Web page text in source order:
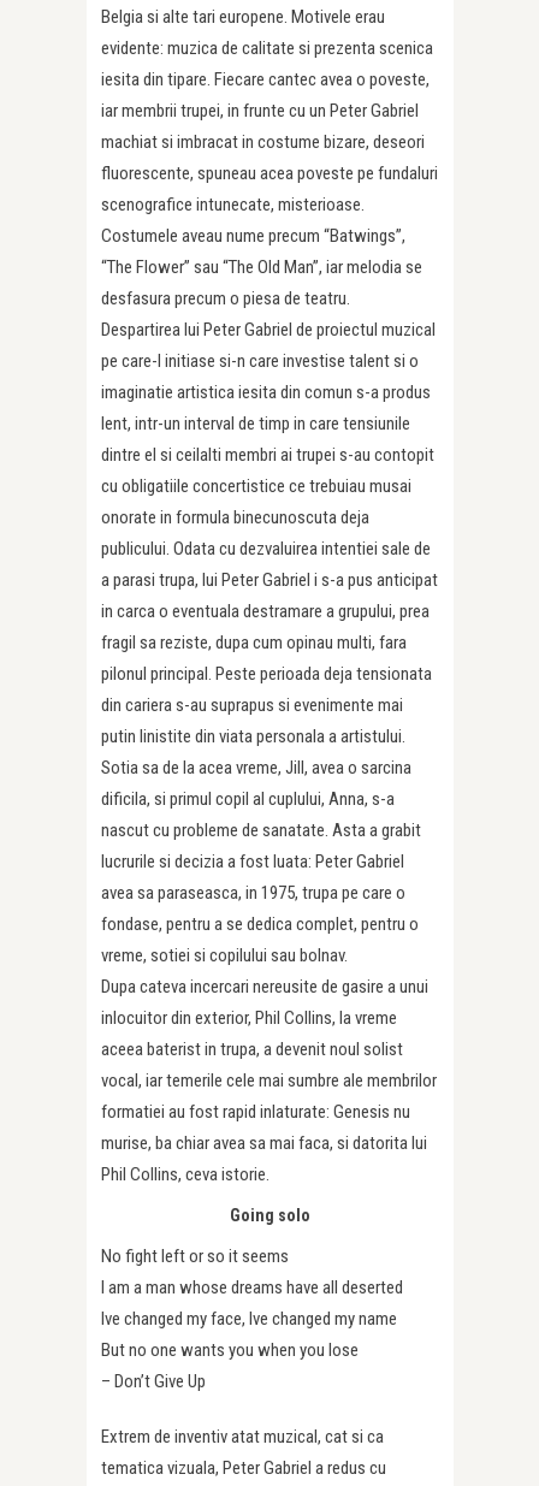
Belgia si alte tari europene. Motivele erau
evidente: muzica de calitate si prezenta scenica
iesita din tipare. Fiecare cantec avea o poveste,
iar membrii trupei, in frunte cu un Peter Gabriel
machiat si imbracat in costume bizare, deseori
fluorescente, spuneau acea poveste pe fundaluri
scenografice intunecate, misterioase.
Costumele aveau nume precum “Batwings”,
“The Flower” sau “The Old Man”, iar melodia se
desfasura precum o piesa de teatru.
Despartirea lui Peter Gabriel de proiectul muzical
pe care-l initiase si-n care investise talent si o
imaginatie artistica iesita din comun s-a produs
lent, intr-un interval de timp in care tensiunile
dintre el si ceilalti membri ai trupei s-au contopit
cu obligatiile concertistice ce trebuiau musai
onorate in formula binecunoscuta deja
publicului. Odata cu dezvaluirea intentiei sale de
a parasi trupa, lui Peter Gabriel i s-a pus anticipat
in carca o eventuala destramare a grupului, prea
fragil sa reziste, dupa cum opinau multi, fara
pilonul principal. Peste perioada deja tensionata
din cariera s-au suprapus si evenimente mai
putin linistite din viata personala a artistului.
Sotia sa de la acea vreme, Jill, avea o sarcina
dificila, si primul copil al cuplului, Anna, s-a
nascut cu probleme de sanatate. Asta a grabit
lucrurile si decizia a fost luata: Peter Gabriel
avea sa paraseasca, in 1975, trupa pe care o
fondase, pentru a se dedica complet, pentru o
vreme, sotiei si copilului sau bolnav.
Dupa cateva incercari nereusite de gasire a unui
inlocuitor din exterior, Phil Collins, la vreme
aceea baterist in trupa, a devenit noul solist
vocal, iar temerile cele mai sumbre ale membrilor
formatiei au fost rapid inlaturate: Genesis nu
murise, ba chiar avea sa mai faca, si datorita lui
Phil Collins, ceva istorie.
Going solo
No fight left or so it seems
I am a man whose dreams have all deserted
Ive changed my face, Ive changed my name
But no one wants you when you lose
– Don’t Give Up
Extrem de inventiv atat muzical, cat si ca
tematica vizuala, Peter Gabriel a redus cu